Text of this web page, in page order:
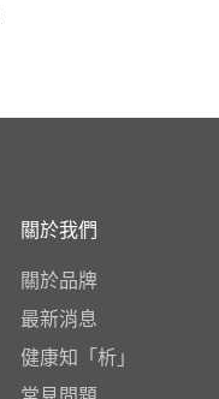
關於我們
關於品牌
最新消息
健康知「析」